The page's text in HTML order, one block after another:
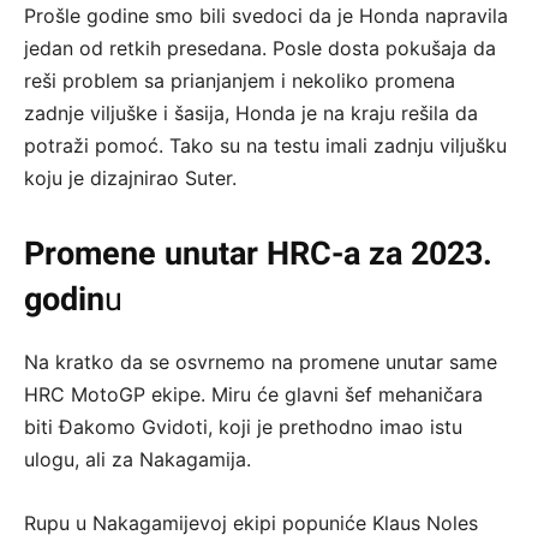
Prošle godine smo bili svedoci da je Honda napravila
jedan od retkih presedana. Posle dosta pokušaja da
reši problem sa prianjanjem i nekoliko promena
zadnje viljuške i šasija, Honda je na kraju rešila da
potraži pomoć. Tako su na testu imali zadnju viljušku
koju je dizajnirao Suter.
Promene unutar HRC-a za 2023.
godinu
Na kratko da se osvrnemo na promene unutar same
HRC MotoGP ekipe. Miru će glavni šef mehaničara
biti Đakomo Gvidoti, koji je prethodno imao istu
ulogu, ali za Nakagamija.
Rupu u Nakagamijevoj ekipi popuniće Klaus Noles